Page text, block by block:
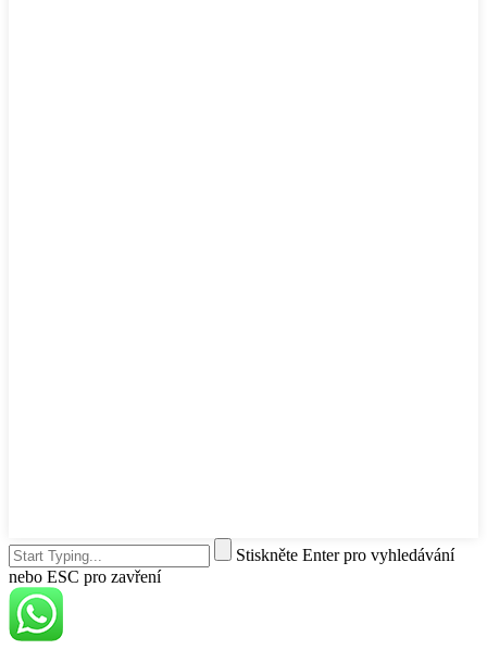
Stiskněte Enter pro vyhledávání
nebo ESC pro zavření